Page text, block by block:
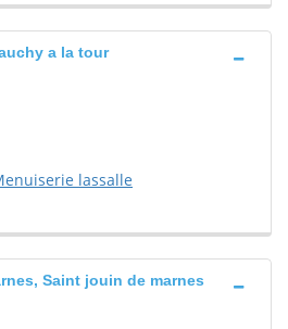
a la tour
lassalle
Saint jouin de marnes